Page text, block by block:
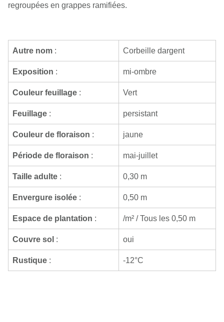
regroupées en grappes ramifiées.
Autre nom : Corbeille dargent
Exposition : mi-ombre
Couleur feuillage : Vert
Feuillage : persistant
Couleur de floraison : jaune
Période de floraison : mai-juillet
Taille adulte : 0,30 m
Envergure isolée : 0,50 m
Espace de plantation : /m² / Tous les 0,50 m
Couvre sol : oui
Rustique : -12°C